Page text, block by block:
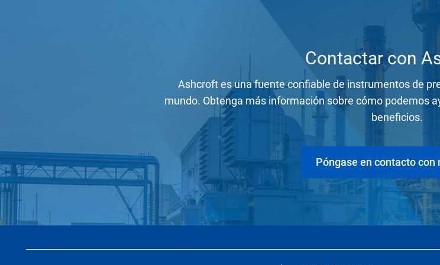
Contactar con
Ashcroft es una fuente confiable de instrumentos de
mundo. Obtenga más información sobre cómo podemos
beneficios.
Póngase en contacto con